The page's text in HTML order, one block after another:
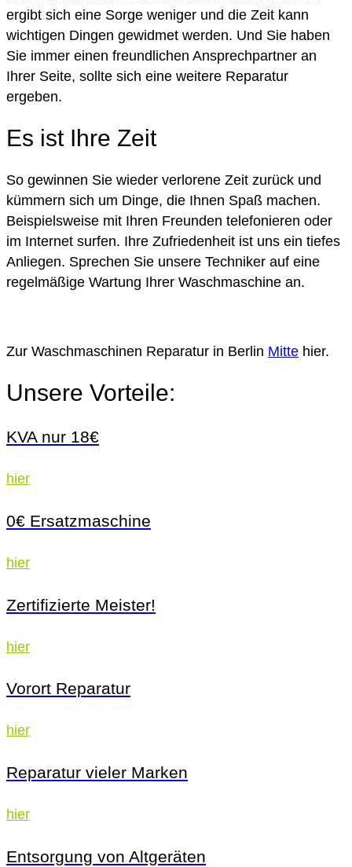
ergibt sich eine Sorge weniger und die Zeit kann
wichtigen Dingen gewidmet werden. Und Sie haben
Sie immer einen freundlichen Ansprechpartner an
Ihrer Seite, sollte sich eine weitere Reparatur
ergeben.
Es ist Ihre Zeit
So gewinnen Sie wieder verlorene Zeit zurück und
kümmern sich um Dinge, die Ihnen Spaß machen.
Beispielsweise mit Ihren Freunden telefonieren oder
im Internet surfen. Ihre Zufriedenheit ist uns ein tiefes
Anliegen. Sprechen Sie unsere Techniker auf eine
regelmäßige Wartung Ihrer Waschmaschine an.
Zur Waschmaschinen Reparatur in Berlin Mitte hier.
Unsere Vorteile:
KVA nur 18€
hier
0€ Ersatzmaschine
hier
Zertifizierte Meister!
hier
Vorort Reparatur
hier
Reparatur vieler Marken
hier
Entsorgung von Altgeräten